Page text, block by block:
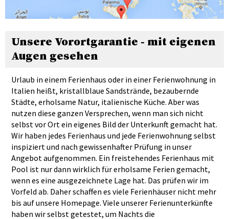
Unsere Vorortgarantie - mit eigenen
Augen gesehen
Urlaub in einem Ferienhaus oder in einer Ferienwohnung in
Italien heißt, kristallblaue Sandstrände, bezaubernde
Städte, erholsame Natur, italienische Küche. Aber was
nutzen diese ganzen Versprechen, wenn man sich nicht
selbst vor Ort ein eigenes Bild der Unterkunft gemacht hat.
Wir haben jedes Ferienhaus und jede Ferienwohnung selbst
inspiziert und nach gewissenhafter Prüfung in unser
Angebot aufgenommen. Ein freistehendes Ferienhaus mit
Pool ist nur dann wirklich für erholsame Ferien gemacht,
wenn es eine ausgezeichnete Lage hat. Das prüfen wir im
Vorfeld ab. Daher schaffen es viele Ferienhäuser nicht mehr
bis auf unsere Homepage. Viele unserer Ferienunterkünfte
haben wir selbst getestet, um Nachts die